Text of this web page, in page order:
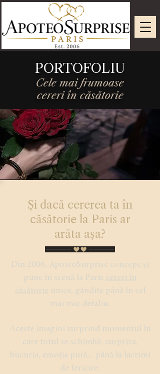
PORTOFOLIU
Cele mai frumoase
cereri în căsătorie
Și dacă cererea ta în
căsătorie la Paris ar
arăta așa?
Din 2006, ApoteoSurprise concepe și
pune în scenă la Paris cereri în
căsătorie unice, gândite până în cel
mai mic detaliu.
Aceste imagini surprind momentul în
care totul se schimbă: surpriza,
bucuria, emoția pură... până la lacrimi
de fericire.